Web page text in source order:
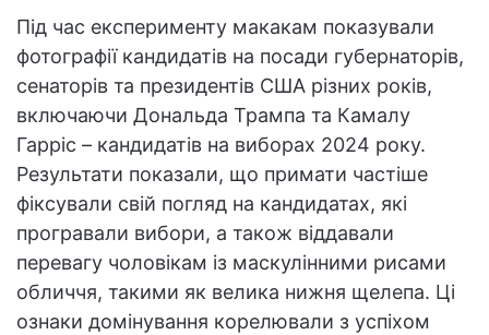
Під час експерименту макакам показували
фотографії кандидатів на посади губернаторів,
сенаторів та президентів США різних років,
включаючи Дональда Трампа та Камалу
Гарріс – кандидатів на виборах 2024 року.
Результати показали, що примати частіше
фіксували свій погляд на кандидатах, які
програвали вибори, а також віддавали
перевагу чоловікам із маскулінними рисами
обличчя, такими як велика нижня щелепа. Ці
ознаки домінування корелювали з успіхом